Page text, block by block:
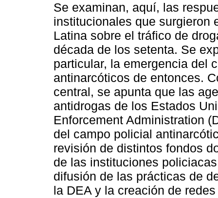
Se examinan, aquí, las
institucionales que surgieron
Latina sobre el tráfico de
década de los setenta. Se
particular, la emergencia del
antinarcóticos de entonces.
central, se apunta que las
antidrogas de los Estados
Enforcement Administration
del campo policial
revisión de distintos fondos
de las instituciones
difusión de las prácticas de
la DEA y la creación de